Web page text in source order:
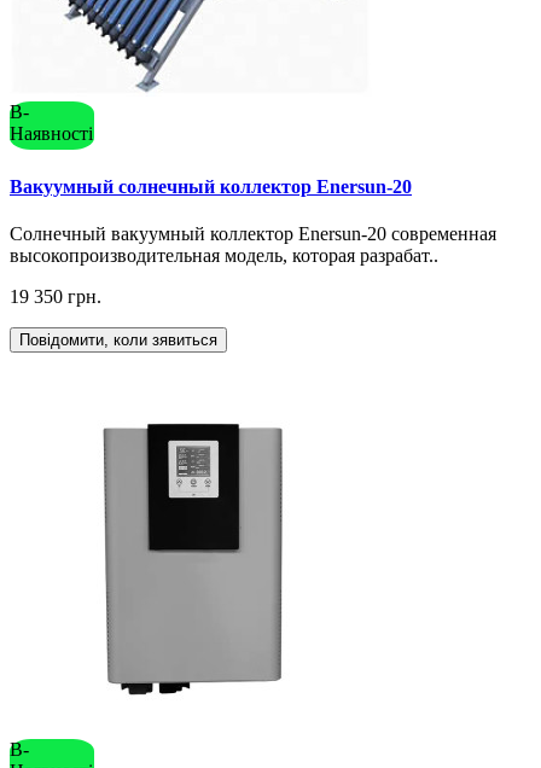
В-
Наявності
Вакуумный солнечный коллектор Enersun-20
Солнечный вакуумный коллектор Enersun-20 современная
высокопроизводительная модель, которая разрабат..
19 350 грн.
Повідомити, коли зявиться
В-